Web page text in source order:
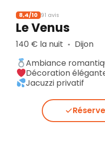
8,4/10 91 avis
Le Venus
140 € la nuit ▪︎ Dijon
Ambiance
Décoration
Jacuzzi privatif